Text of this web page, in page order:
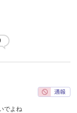
でよね